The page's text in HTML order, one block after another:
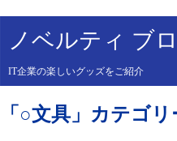
ノベルティ ブ
IT企業の楽しいグッズをご紹介
「○文具」カテゴ